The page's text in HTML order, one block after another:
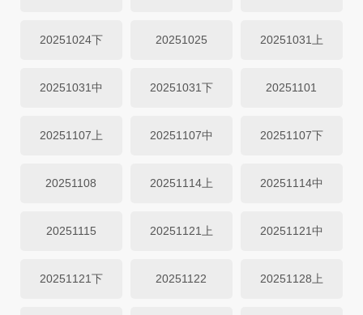
20251024下 20251025 20251031上
20251031中 20251031下 20251101
20251107上 20251107中 20251107下
20251108 20251114上 20251114中
20251115 20251121上 20251121中
20251121下 20251122 20251128上